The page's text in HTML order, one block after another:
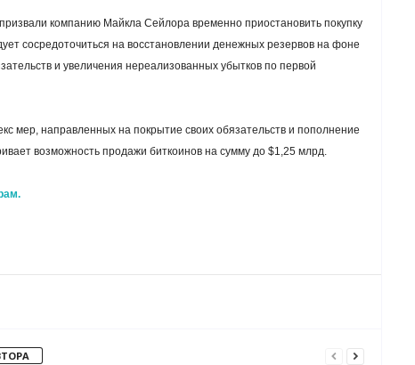
компанию Майкла Сейлора временно приостановить покупку
сосредоточиться на восстановлении денежных резервов на фоне
и увеличения нереализованных убытков по первой
мер, направленных на покрытие своих обязательств и пополнение
возможность продажи биткоинов на сумму до $1,25 млрд.